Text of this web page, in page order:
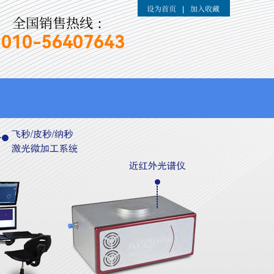
设为首页 加入收藏
全国销售热线：
010-56407643